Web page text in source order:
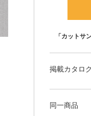
「カットサ
掲載カタロ
同一商品